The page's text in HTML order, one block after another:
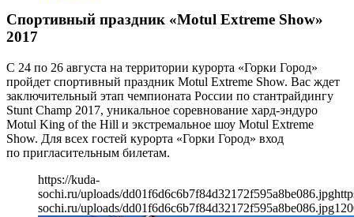
Спортивный праздник «Motul Extreme Show»
2017
С 24 по 26 августа на территории курорта «Горки Город»
пройдет спортивный праздник Motul Extreme Show. Вас ждет
заключительный этап чемпионата России по стантрайдингу
Stunt Champ 2017, уникальное соревнование хард-эндуро
Motul King of the Hill и экстремальное шоу Motul Extreme
Show. Для всех гостей курорта «Горки Город» вход
по пригласительным билетам.
https://kuda-
sochi.ru/uploads/dd01f6d6c6b7f84d32172f595a8be086.jpg
sochi.ru/uploads/dd01f6d6c6b7f84d32172f595a8be086.jpg